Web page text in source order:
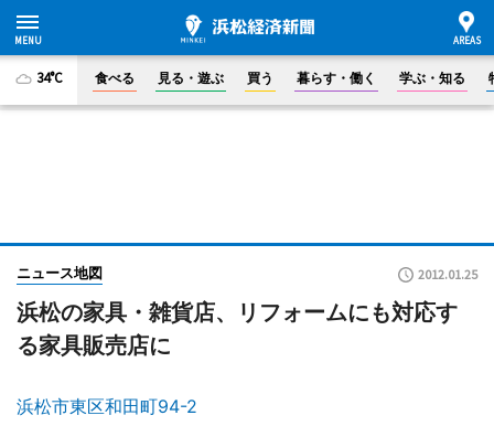
34°C 食べる 見る・遊ぶ 買う 暮らす・働く 学ぶ・知る
ニュース地図 2012.01.25
浜松の家具・雑貨店、リフォームにも対応す
る家具販売店に
浜松市東区和田町94-2